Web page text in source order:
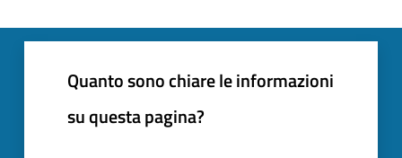
Quanto sono chiare le informazioni
su questa pagina?